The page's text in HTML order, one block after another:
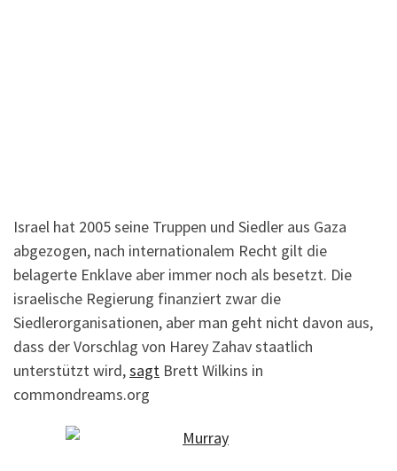
Israel hat 2005 seine Truppen und Siedler aus Gaza
abgezogen, nach internationalem Recht gilt die
belagerte Enklave aber immer noch als besetzt. Die
israelische Regierung finanziert zwar die
Siedlerorganisationen, aber man geht nicht davon aus,
dass der Vorschlag von Harey Zahav staatlich
unterstützt wird,sagt Brett Wilkins in
commondreams.org